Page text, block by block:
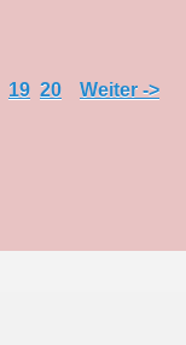
19 20 Weiter ->